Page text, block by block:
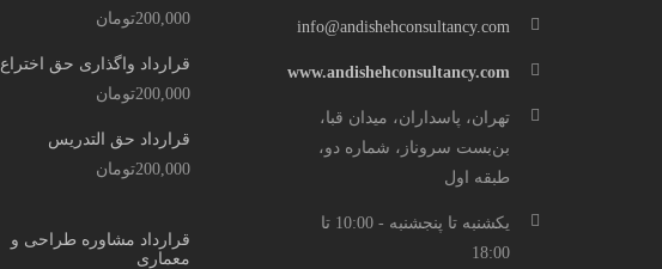
200,000تومان
قرارداد واگذاری حق اختراع
200,000تومان
قرارداد حق التدریس
200,000تومان
قرارداد مشاوره طراحی و
معماری
info@andishehconsultancy.com
www.andishehconsultancy.com
تهران، پاسداران، میدان قبا،
بن‌بست سروناز، شماره دو،
طبقه اول
یکشنبه تا پنجشنبه - 10:00 تا
18:00